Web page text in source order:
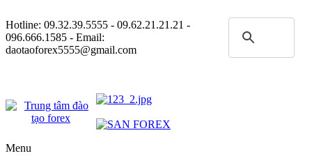
Hotline: 09.32.39.5555 - 09.62.21.21.21 -
096.666.1585 - Email:
daotaoforex5555@gmail.com
Menu